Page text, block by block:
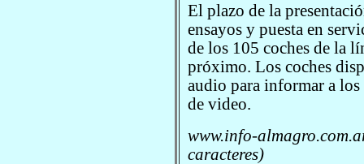
El plazo de la
ensayos y puesta en
de los 105 coches de la
próximo. Los coches
audio para informar a los
de video.
www.info-
caracteres)